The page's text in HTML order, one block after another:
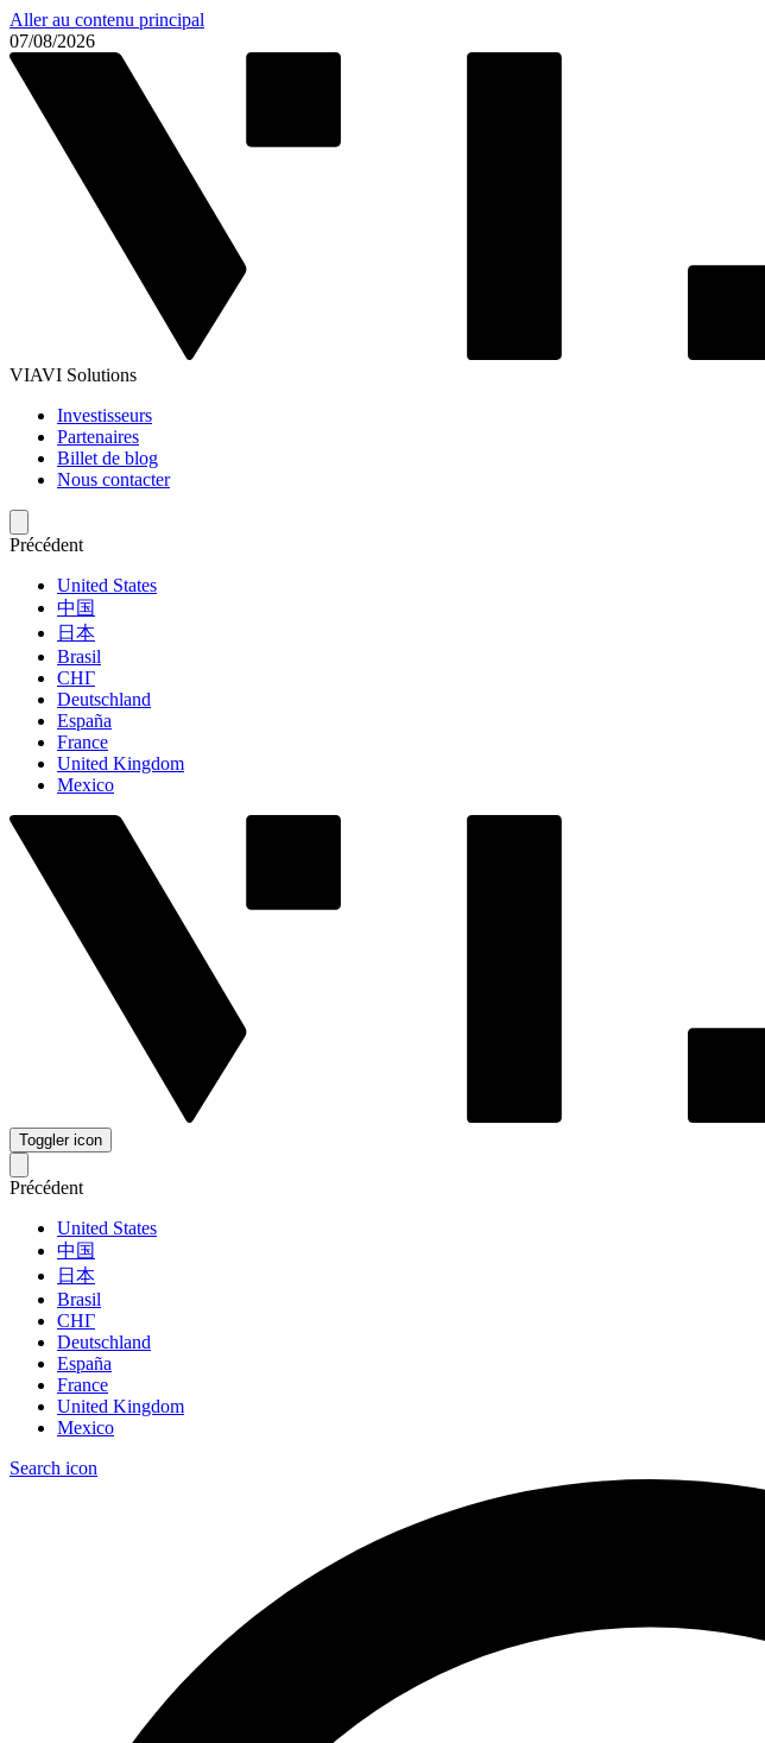
Aller au contenu principal
07/08/2026
VIAVI Solutions
Investisseurs
Partenaires
Billet de blog
Nous contacter
Précédent
United States
中国
日本
Brasil
СНГ
Deutschland
España
France
United Kingdom
Mexico
Toggler icon
Précédent
United States
中国
日本
Brasil
СНГ
Deutschland
España
France
United Kingdom
Mexico
Search icon